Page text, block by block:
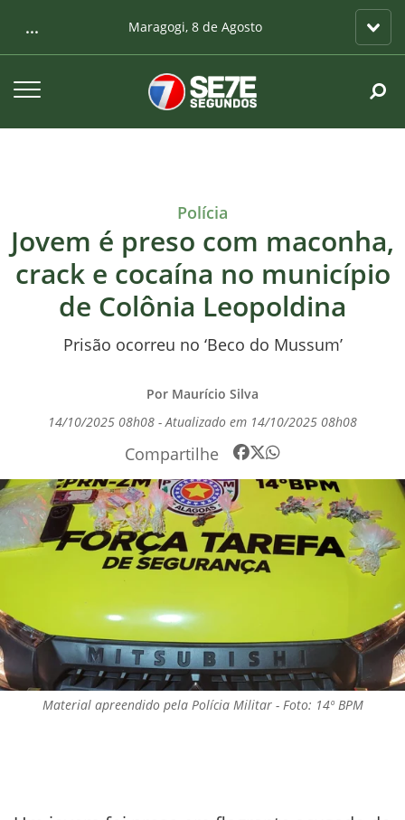
... Maragogi, 8 de Agosto
Polícia
Jovem é preso com maconha,
crack e cocaína no município
de Colônia Leopoldina
Prisão ocorreu no ‘Beco do Mussum’
Por Maurício Silva
14/10/2025 08h08 - Atualizado em 14/10/2025 08h08
Compartilhe
Material apreendido pela Polícia Militar - Foto: 14º BPM